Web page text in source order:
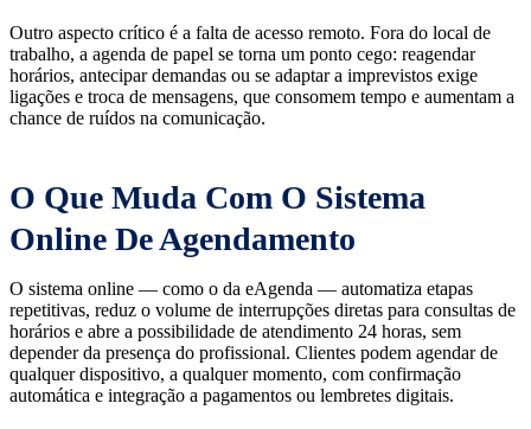
Outro aspecto crítico é a falta de acesso remoto. Fora do local de
trabalho, a agenda de papel se torna um ponto cego: reagendar
horários, antecipar demandas ou se adaptar a imprevistos exige
ligações e troca de mensagens, que consomem tempo e aumentam a
chance de ruídos na comunicação.
O Que Muda Com O Sistema
Online De Agendamento
O sistema online — como o da eAgenda — automatiza etapas
repetitivas, reduz o volume de interrupções diretas para consultas de
horários e abre a possibilidade de atendimento 24 horas, sem
depender da presença do profissional. Clientes podem agendar de
qualquer dispositivo, a qualquer momento, com confirmação
automática e integração a pagamentos ou lembretes digitais.